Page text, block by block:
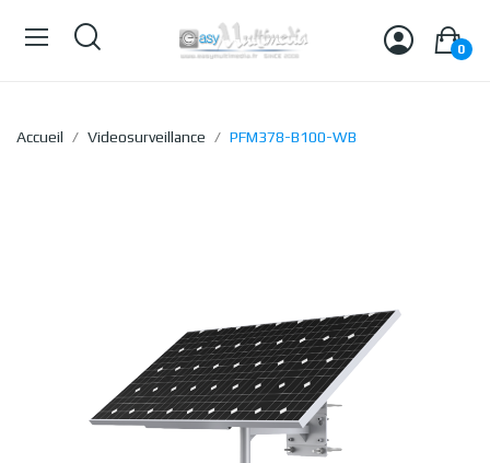
0
Accueil Videosurveillance PFM378-B100-WB